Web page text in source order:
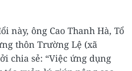
này, ông Cao Thanh Hà, Tổ
thôn Trường Lệ (xã
chia sẻ: “Việc ứng dụng